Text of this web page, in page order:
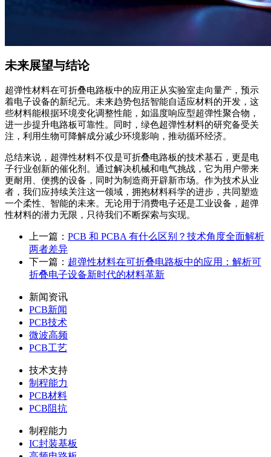
未来展望与结论
超弹性材料在可折叠电路板中的应用正从实验室走向量产，预示
着电子设备的新纪元。未来趋势包括智能自适应材料的开发，这
些材料能根据环境变化调整性能，如温度响应型超弹性聚合物，
进一步提升电路板可靠性。同时，绿色超弹性材料的研究备受关
注，利用生物可降解成分减少环境影响，推动循环经济。
总结来说，超弹性材料不仅是可折叠电路板的技术基石，更是电
子行业创新的催化剂。通过解决机械和电气挑战，它为用户带来
更耐用、便携的设备，同时为制造商开辟新市场。作为技术从业
者，我们应持续关注这一领域，拥抱材料科学的进步，共同塑造
一个柔性、智能的未来。无论用于消费电子还是工业设备，超弹
性材料的潜力无限，只待我们不断探索与实现。
上一篇： PCB 和 PCBA 有什么区别？技术角度全面解析
两者差异
下一篇： 超弹性材料在可折叠电路板中的应用：解析可
折叠电子设备新时代的材料革新
新闻资讯
PCB新闻
PCB技术
微波高频
PCB工艺
技术支持
制程能力
PCB材料
PCB阻抗
制程能力
IC封装基板